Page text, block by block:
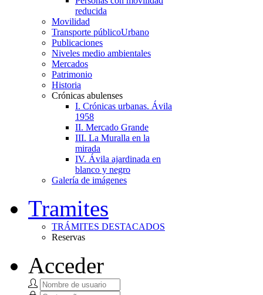
reducida
Movilidad
Transporte públicoUrbano
Publicaciones
Niveles medio ambientales
Mercados
Patrimonio
Historia
Crónicas abulenses
I. Crónicas urbanas. Ávila
1958
II. Mercado Grande
III. La Muralla en la
mirada
IV. Ávila ajardinada en
blanco y negro
Galería de imágenes
Tramites
TRÁMITES DESTACADOS
Reservas
Acceder